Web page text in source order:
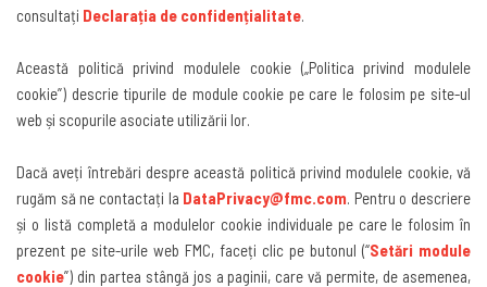
consultați Declarația de confidențialitate.
Această politică privind modulele cookie („Politica privind modulele
cookie”) descrie tipurile de module cookie pe care le folosim pe site-ul
web și scopurile asociate utilizării lor.
Dacă aveți întrebări despre această politică privind modulele cookie, vă
rugăm să ne contactați la DataPrivacy@fmc.com. Pentru o descriere
și o listă completă a modulelor cookie individuale pe care le folosim în
prezent pe site-urile web FMC, faceți clic pe butonul (“Setări module
cookie”) din partea stângă jos a paginii, care vă permite, de asemenea,